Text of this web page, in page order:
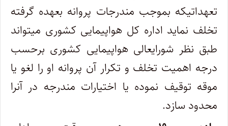
تعهداتیکه بموجب مندرجات پروانه بعهده گرفته
تخلف نماید اداره کل هواپیمایی کشوری میتواند
طبق نظر شورایعالی هواپیمایی کشوری برحسب
درجه اهمیت تخلف و تکرار آن پروانه او را لغو یا
موقه توقیف نموده یا اختیارات مندرجه در آنرا
محدود سازد.